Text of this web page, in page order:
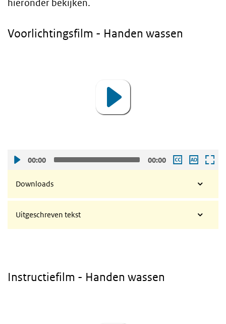
hieronder bekijken.
Voorlichtingsfilm - Handen wassen
00:00 00:00
Downloads
Uitgeschreven tekst
Instructiefilm - Handen wassen